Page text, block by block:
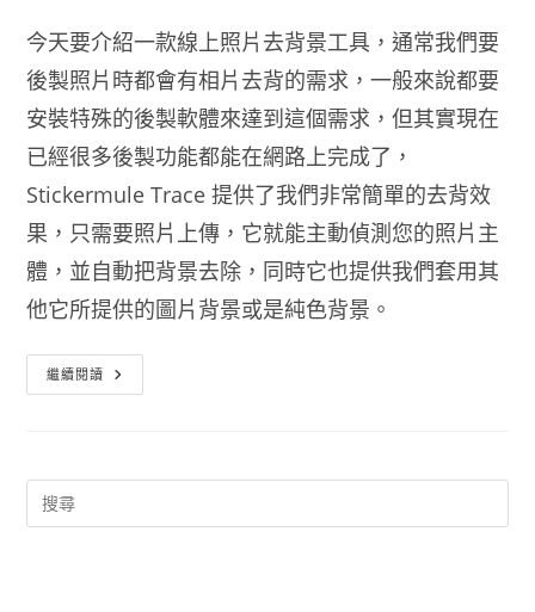
今天要介紹一款線上照片去背景工具，通常我們要
後製照片時都會有相片去背的需求，一般來說都要
安裝特殊的後製軟體來達到這個需求，但其實現在
已經很多後製功能都能在網路上完成了，
Stickermule Trace 提供了我們非常簡單的去背效
果，只需要照片上傳，它就能主動偵測您的照片主
體，並自動把背景去除，同時它也提供我們套用其
他它所提供的圖片背景或是純色背景。
繼續閱讀 線
上
景
Stickermule